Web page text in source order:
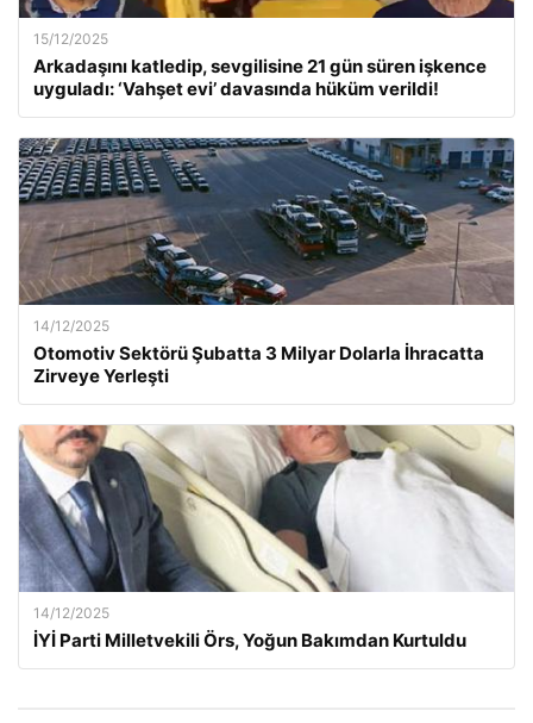
15/12/2025
Arkadaşını katledip, sevgilisine 21 gün süren işkence
uyguladı: ‘Vahşet evi’ davasında hüküm verildi!
14/12/2025
Otomotiv Sektörü Şubatta 3 Milyar Dolarla İhracatta
Zirveye Yerleşti
14/12/2025
İYİ Parti Milletvekili Örs, Yoğun Bakımdan Kurtuldu